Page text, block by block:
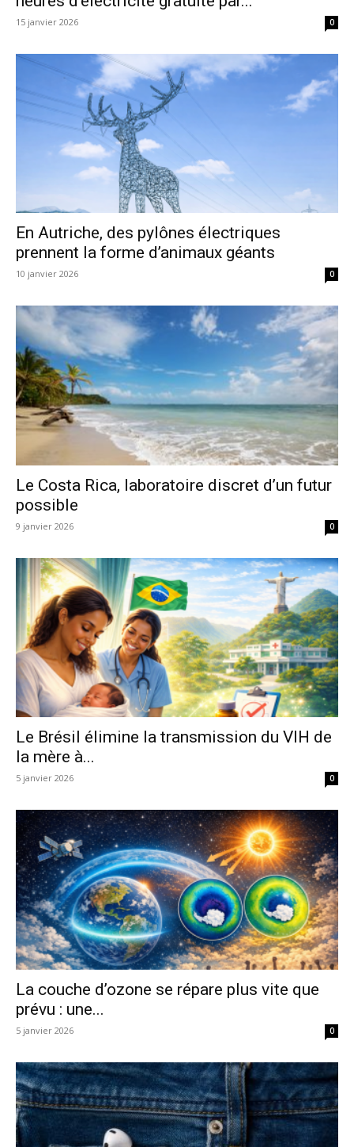
15 janvier 2026 0
En Autriche, des pylônes électriques
prennent la forme d’animaux géants
10 janvier 2026 0
Le Costa Rica, laboratoire discret d’un futur
possible
9 janvier 2026 0
Le Brésil élimine la transmission du VIH de
la mère à...
5 janvier 2026 0
La couche d’ozone se répare plus vite que
prévu : une...
5 janvier 2026 0